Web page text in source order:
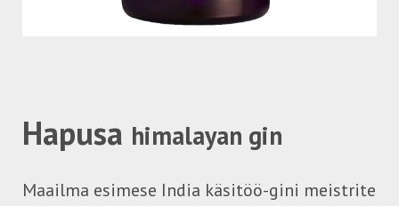
Hapusa himalayan gin
Maailma esimese India käsitöö-gini meistrite